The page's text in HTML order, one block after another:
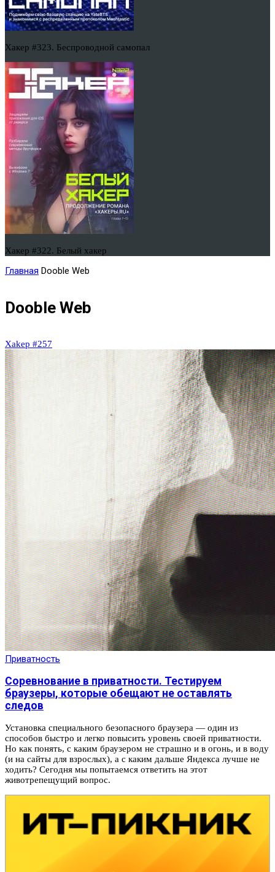
Хакер #323. Беспроводной самопал
Хакер #322. Белый хакер
Главная Dooble Web
Dooble Web
Xakep #257
Приватность
Соревнование в приватности. Тестируем
браузеры, которые обещают не оставлять
следов
Установка специального безопасного браузера — один из
способов быстро и легко повысить уровень своей приватности.
Но как понять, с каким браузером не страшно и в огонь, и в воду
(и на сайты для взрослых), а с каким дальше Яндекса лучше не
ходить? Сегодня мы попытаемся ответить на этот
животрепещущий вопрос.